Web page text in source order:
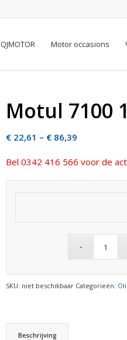
QJMOTOR Motor occasions
Motul 7100
€ 22,61 – € 86,39
€ 22,61
through
Bel 0342 416 566 voor de
SKU: niet beschikbaar Categorieën:
Beschrijving